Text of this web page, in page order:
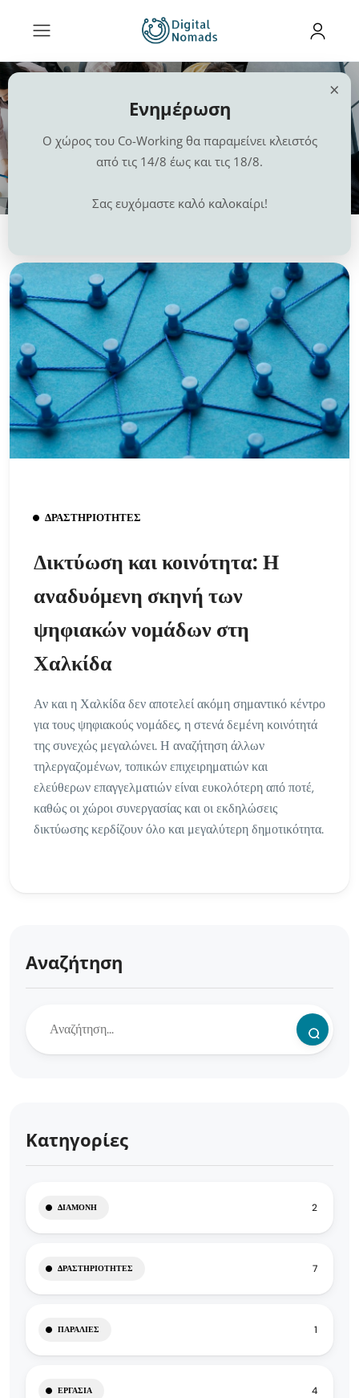
Ετικέτα: Δικτύωση
ΔΡΑΣΤΗΡΙΌΤΗΤΕΣ
Δικτύωση και κοινότητα: Η
αναδυόμενη σκηνή των
ψηφιακών νομάδων στη
Χαλκίδα
Αν και η Χαλκίδα δεν αποτελεί ακόμη σημαντικό κέντρο
για τους ψηφιακούς νομάδες, η στενά δεμένη κοινότητά
της συνεχώς μεγαλώνει. Η αναζήτηση άλλων
τηλεργαζομένων, τοπικών επιχειρηματιών και
ελεύθερων επαγγελματιών είναι ευκολότερη από ποτέ,
καθώς οι χώροι συνεργασίας και οι εκδηλώσεις
δικτύωσης κερδίζουν όλο και μεγαλύτερη δημοτικότητα.
Αναζήτηση
Κατηγορίες
ΔΙΑΜΟΝΉ 2
ΔΡΑΣΤΗΡΙΌΤΗΤΕΣ 7
ΠΑΡΑΛΊΕΣ 1
ΕΡΓΑΣΊΑ 4
×
Ενημέρωση
Ο χώρος του Co-Working θα παραμείνει κλειστός
από τις 14/8 έως και τις 18/8.
Σας ευχόμαστε καλό καλοκαίρι!